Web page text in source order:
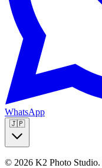
WhatsApp
🇯🇵
© 2026 K2 Photo Studio.